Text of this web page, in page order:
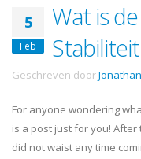
5
Feb
Wat is
Geschreven doorJonathan
For anyone wondering
is a post just for you!
did not waist any time